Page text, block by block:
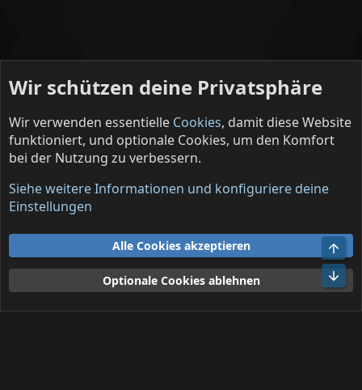
Über den Tellerrand
Cookies Deutsch (DE)
Nutzungsbedingungen
Datenschutz
Hilfe und Impressum
S
S
Community platform by XenForo® © 2010-2026 XenForo Ltd.
Wir schützen deine Privatsphäre
Wir verwenden essentielle Cookies, damit diese Website
funktioniert, und optionale Cookies, um den Komfort
bei der Nutzung zu verbessern.
Siehe weitere Informationen und konfiguriere deine
Einstellungen
Alle Cookies akzeptieren
Optionale Cookies ablehnen